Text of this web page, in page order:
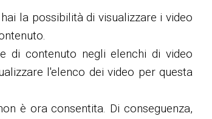
la possibilità di visualizzare i video
di contenuto negli elenchi di video
l'elenco dei video per questa
è ora consentita. Di conseguenza,